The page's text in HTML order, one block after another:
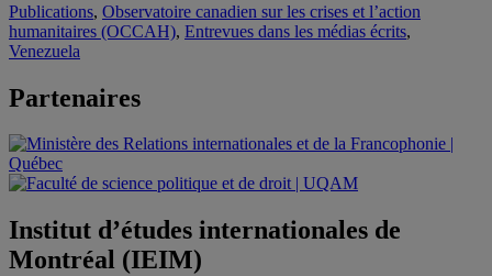
Publications, Observatoire canadien sur les crises et l’action
humanitaires (OCCAH), Entrevues dans les médias écrits,
Venezuela
Partenaires
Institut d’études internationales de
Montréal (IEIM)